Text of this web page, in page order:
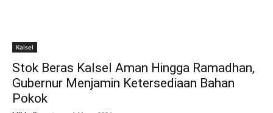
Kalsel
Stok Beras Kalsel Aman Hingga Ramadhan,
Gubernur Menjamin Ketersediaan Bahan
Pokok